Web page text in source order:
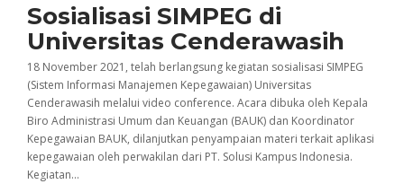
Sosialisasi SIMPEG di
Universitas Cenderawasih
18 November 2021, telah berlangsung kegiatan sosialisasi SIMPEG
(Sistem Informasi Manajemen Kepegawaian) Universitas
Cenderawasih melalui video conference. Acara dibuka oleh Kepala
Biro Administrasi Umum dan Keuangan (BAUK) dan Koordinator
Kepegawaian BAUK, dilanjutkan penyampaian materi terkait aplikasi
kepegawaian oleh perwakilan dari PT. Solusi Kampus Indonesia.
Kegiatan...